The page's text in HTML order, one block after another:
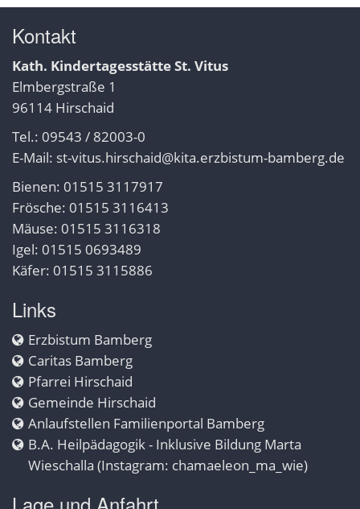
Kontakt
Kath. Kindertagesstätte St. Vitus
Elmbergstraße 1
96114 Hirschaid
Tel.: 09543 / 82003-0
E-Mail: st-vitus.hirschaid@kita.erzbistum-bamberg.de
Bienen: 01515 3117917
Frösche: 01515 3116413
Mäuse: 01515 3116318
Igel: 01515 0693489
Käfer: 01515 3115886
Links
Erzbistum Bamberg
Caritas Bamberg
Pfarrei Hirschaid
Gemeinde Hirschaid
Anlaufstellen Familienportal Bamberg
B.A. Heilpädagogik - Inklusive Bildung Marta
Wieschalla (Instagram: chamaeleon_ma_wie)